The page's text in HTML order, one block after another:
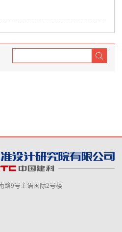
路9号主语国际2号楼